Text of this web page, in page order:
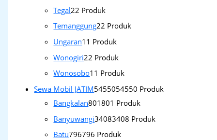
Tegal22 Produk
Temanggung22 Produk
Ungaran1 1 Produk
Wonogiri22 Produk
Wonosobo1 1 Produk
Sewa Mobil JATIM5455054550 Produk
Bangkalan801801 Produk
Banyuwangi34083408 Produk
Batu796796 Produk